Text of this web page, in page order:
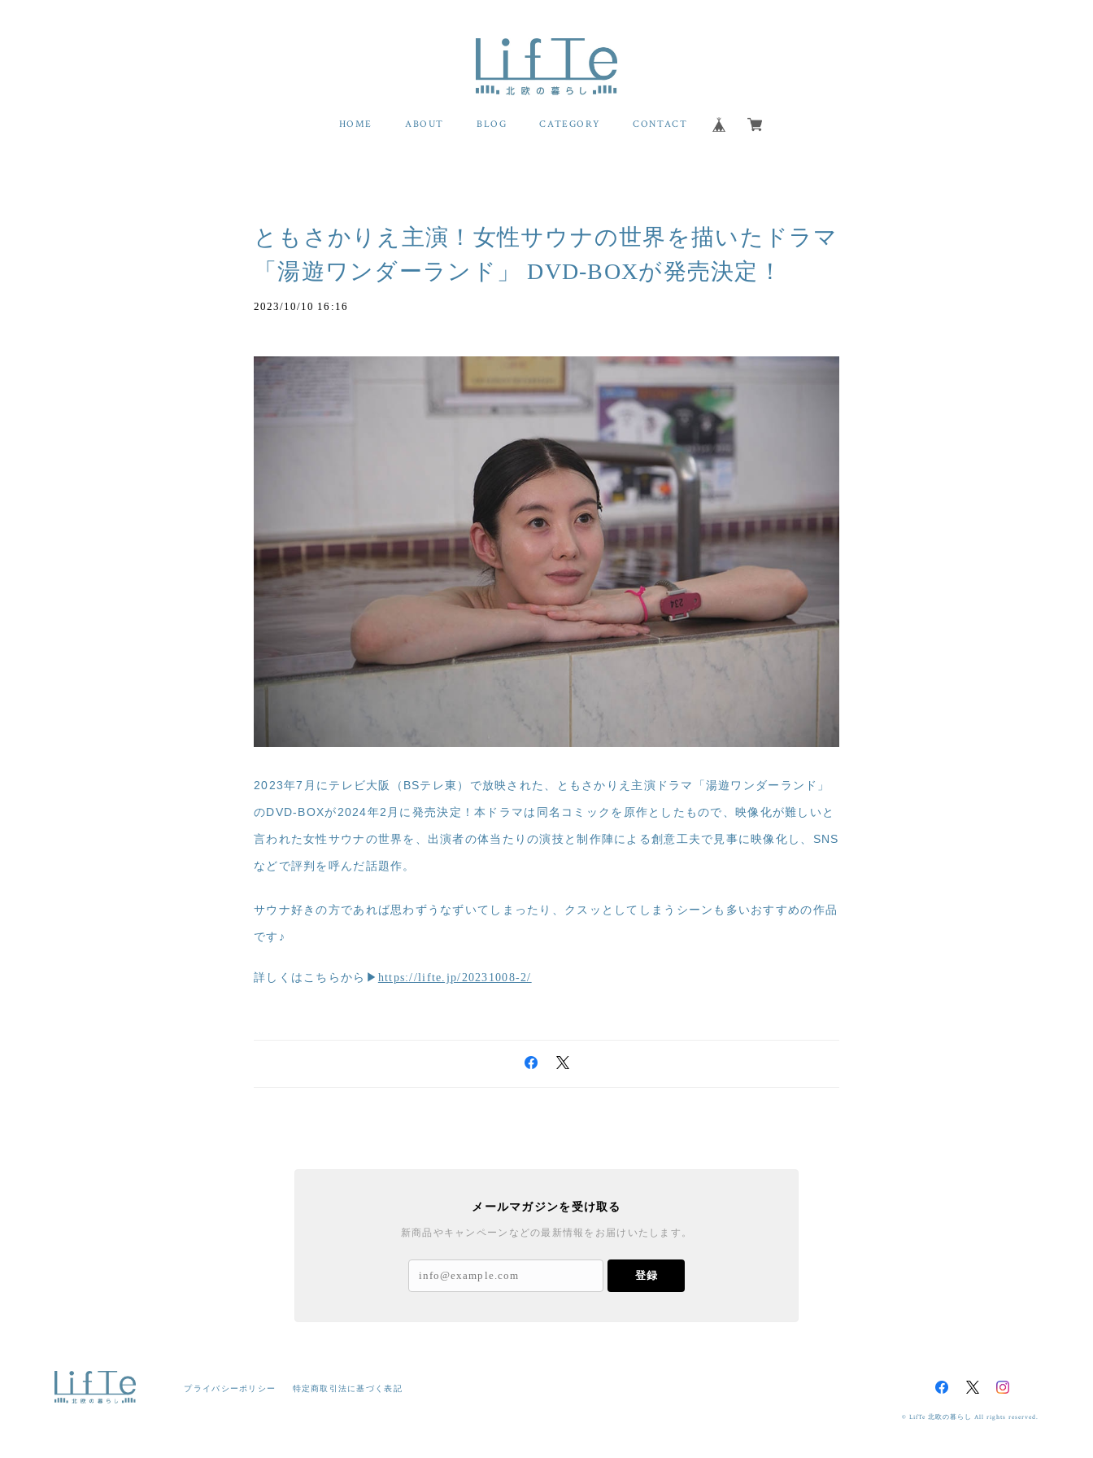
HOME ABOUT BLOG CATEGORY CONTACT
ともさかりえ主演！女性サウナの世界を描いたドラマ
「湯遊ワンダーランド」 DVD-BOXが発売決定！
2023/10/10 16:16
2023年7月にテレビ大阪（BSテレ東）で放映された、ともさかりえ主演ドラマ「湯遊ワンダーランド」
のDVD-BOXが2024年2月に発売決定！本ドラマは同名コミックを原作としたもので、映像化が難しいと
言われた女性サウナの世界を、出演者の体当たりの演技と制作陣による創意工夫で見事に映像化し、SNS
などで評判を呼んだ話題作。
サウナ好きの方であれば思わずうなずいてしまったり、クスッとしてしまうシーンも多いおすすめの作品
です♪
詳しくはこちらから▶ https://lifte.jp/20231008-2/
メールマガジンを受け取る
新商品やキャンペーンなどの最新情報をお届けいたします。
登録
プライバシーポリシー 特定商取引法に基づく表記
© LifTe 北欧の暮らし All rights reserved.